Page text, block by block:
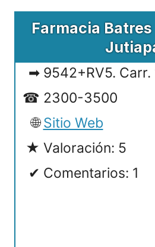
Farmacia
9542+RV5. Carr.
2300-3500
Sitio Web
Valoración: 5
Comentarios: 1